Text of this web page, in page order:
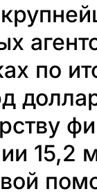
по
15,2